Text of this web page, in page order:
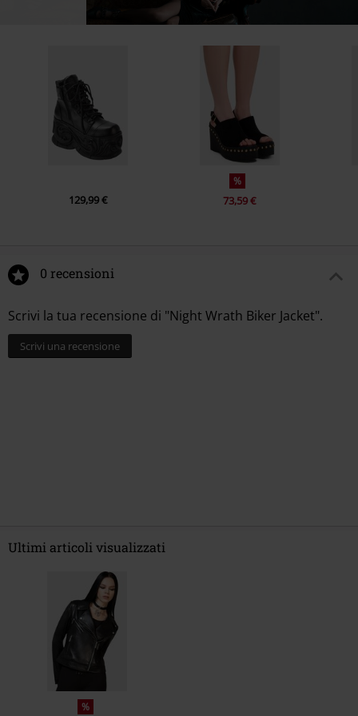
129,99 €
%
73,59 €
0 recensioni
Scrivi la tua recensione di "Night Wrath Biker Jacket".
Scrivi una recensione
Ultimi articoli visualizzati
%